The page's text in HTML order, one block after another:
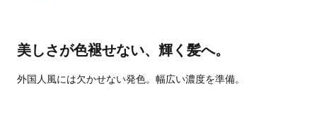
美しさが色褪せない、輝く髪へ。
外国人風には欠かせない発色。幅広い濃度を準備。